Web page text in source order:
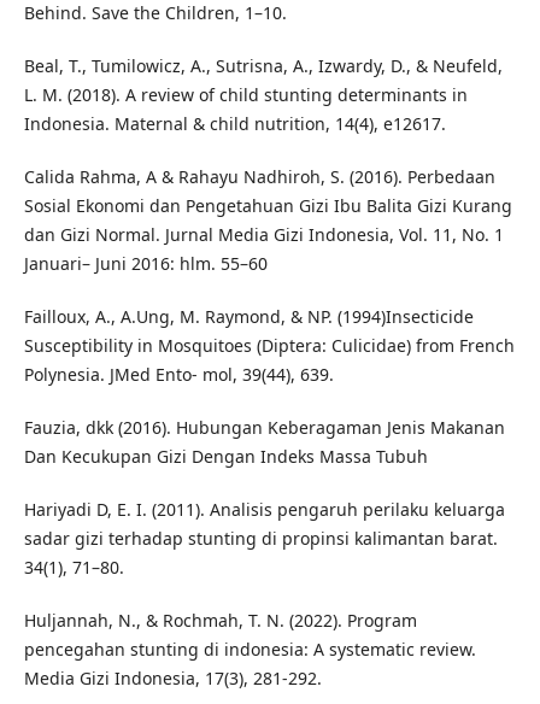
Behind. Save the Children, 1–10.
Beal, T., Tumilowicz, A., Sutrisna, A., Izwardy, D., & Neufeld,
L. M. (2018). A review of child stunting determinants in
Indonesia. Maternal & child nutrition, 14(4), e12617.
Calida Rahma, A & Rahayu Nadhiroh, S. (2016). Perbedaan
Sosial Ekonomi dan Pengetahuan Gizi Ibu Balita Gizi Kurang
dan Gizi Normal. Jurnal Media Gizi Indonesia, Vol. 11, No. 1
Januari– Juni 2016: hlm. 55–60
Failloux, A., A.Ung, M. Raymond, & NP. (1994)Insecticide
Susceptibility in Mosquitoes (Diptera: Culicidae) from French
Polynesia. JMed Ento- mol, 39(44), 639.
Fauzia, dkk (2016). Hubungan Keberagaman Jenis Makanan
Dan Kecukupan Gizi Dengan Indeks Massa Tubuh
Hariyadi D, E. I. (2011). Analisis pengaruh perilaku keluarga
sadar gizi terhadap stunting di propinsi kalimantan barat.
34(1), 71–80.
Huljannah, N., & Rochmah, T. N. (2022). Program
pencegahan stunting di indonesia: A systematic review.
Media Gizi Indonesia, 17(3), 281-292.